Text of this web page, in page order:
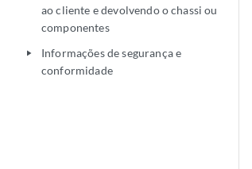
ao cliente e devolvendo o chassi ou
componentes
play_arrow
Informações de segurança e
conformidade